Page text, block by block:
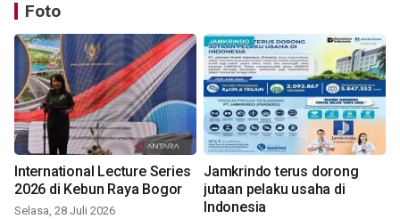
Foto
International Lecture Series
2026 di Kebun Raya Bogor
Selasa, 28 Juli 2026
Jamkrindo terus dorong
jutaan pelaku usaha di
Indonesia